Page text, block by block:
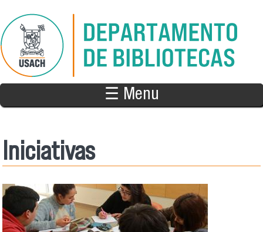
☰ Menu
Iniciativas